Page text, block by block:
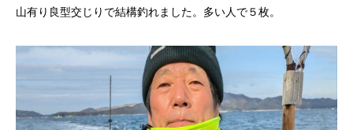
山有り良型交じりで結構釣れました。多い人で５枚。